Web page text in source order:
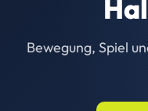
Bewegung, Spiel